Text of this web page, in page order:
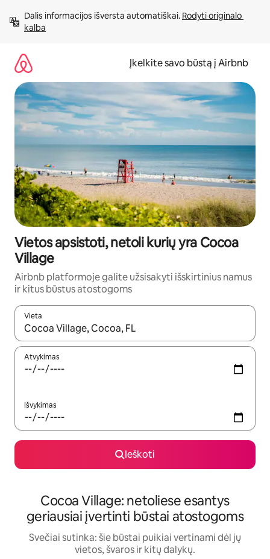
prie
turinio
Dalis informacijos išversta automatiškai. Rodyti originalo
kalba
Įkelkite savo būstą į Airbnb
Vietos apsistoti, netoli kurių yra Cocoa
Village
Airbnb platformoje galite užsisakyti išskirtinius namus
ir kitus būstus atostogoms
Vieta
Kai pasirodys paieškos rezultatai, juos naršyti galite
Atvykimas
Išvykimas
Ieškoti
Cocoa Village: netoliese esantys
geriausiai įvertinti būstai atostogoms
Svečiai sutinka: šie būstai puikiai vertinami dėl jų
vietos, švaros ir kitų dalykų.